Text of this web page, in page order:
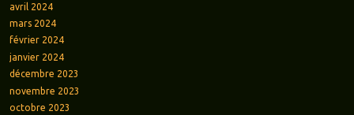
avril 2024
mars 2024
février 2024
janvier 2024
décembre 2023
novembre 2023
octobre 2023